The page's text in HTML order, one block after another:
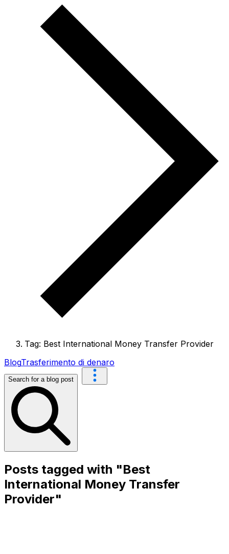
Tag: Best International Money Transfer Provider
BlogTrasferimento di denaro
Search for a blog post
Posts tagged with "Best
International Money Transfer
Provider"